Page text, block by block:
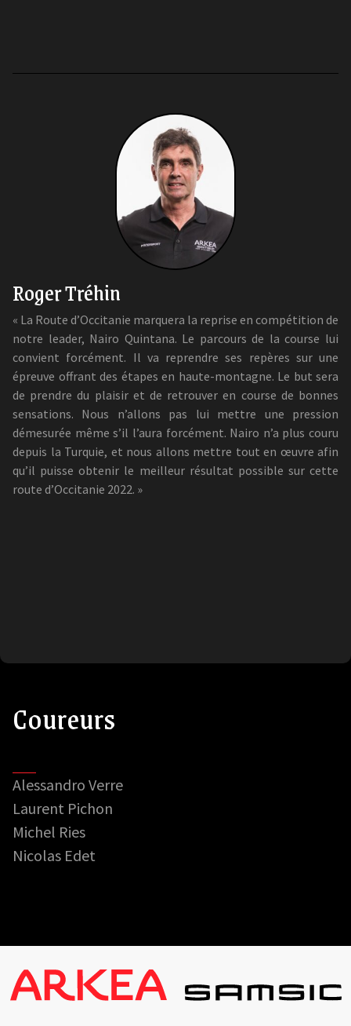
Roger Tréhin
« La Route d’Occitanie marquera la reprise en compétition de
notre leader, Nairo Quintana. Le parcours de la course lui
convient forcément. Il va reprendre ses repères sur une
épreuve offrant des étapes en haute-montagne. Le but sera
de prendre du plaisir et de retrouver en course de bonnes
sensations. Nous n’allons pas lui mettre une pression
démesurée même s’il l’aura forcément. Nairo n’a plus couru
depuis la Turquie, et nous allons mettre tout en œuvre afin
qu’il puisse obtenir le meilleur résultat possible sur cette
route d’Occitanie 2022. »
Coureurs
Alessandro Verre
Laurent Pichon
Michel Ries
Nicolas Edet